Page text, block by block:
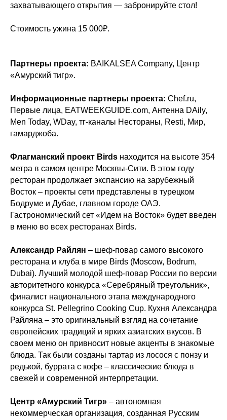
захватывающего открытия — забронируйте стол!
Стоимость ужина 15 000₽.
Партнеры проекта: BAIKALSEA Company, Центр
«Амурский тигр».
Информационные партнеры проекта: Chef.ru,
Первые лица, EATWEEKGUIDE.com, Антенна DAily,
Men Today, WDay, тг-каналы Нестораны, Resti, Мир,
гамарджоба.
Флагманский проект Birds находится на высоте 354
метра в самом центре Москвы-Сити. В этом году
ресторан продолжает экспансию на зарубежный
Восток – проекты сети представлены в турецком
Бодруме и Дубае, главном городе ОАЭ.
Гастрономический сет «Идем на Восток» будет введен
в меню во всех ресторанах Birds.
Александр Райлян – шеф-повар самого высокого
ресторана и клуба в мире Birds (Moscow, Bodrum,
Dubai). Лучший молодой шеф-повар России по версии
авторитетного конкурса «Серебряный треугольник»,
финалист национального этапа международного
конкурса St. Pellegrino Cooking Cup. Кухня Александра
Райляна – это оригинальный взгляд на сочетание
европейских традиций и ярких азиатских вкусов. В
своем меню он привносит новые акценты в знакомые
блюда. Так были созданы тартар из лосося с понзу и
редькой, буррата с кофе – классические блюда в
свежей и современной интерпретации.
Центр «Амурский Тигр» – автономная
некоммерческая организация, созданная Русским